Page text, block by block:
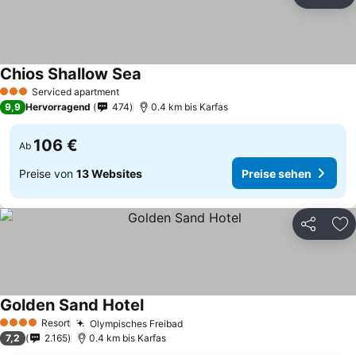
3 SterneServiced apartment
Chios Shallow Sea
9,9 Hervorragend 474 0.4 km bis Karfas
Ab 106 €
Preise von 13 Websites Preise sehen
Teilen
4 Sterne Resort Olympisches Freibad
Golden Sand Hotel
7,2 2.165 0.4 km bis Karfas